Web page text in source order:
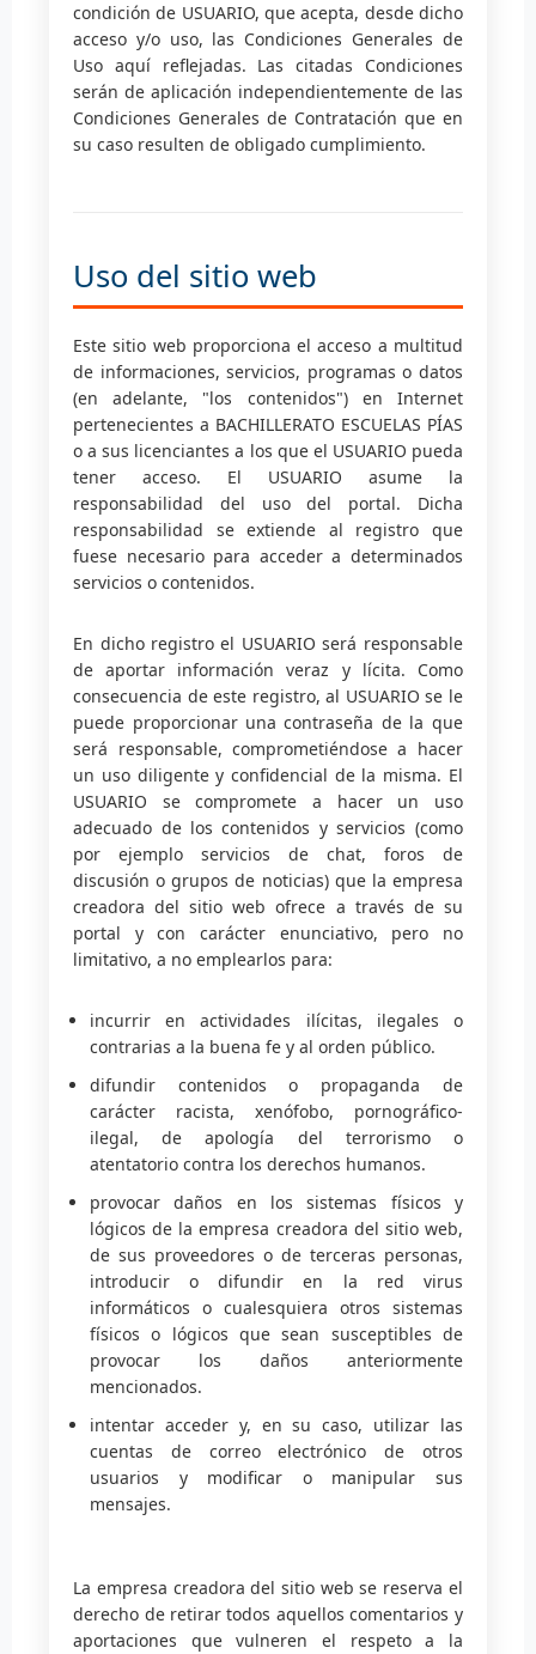
condición de USUARIO, que acepta, desde dicho
acceso y/o uso, las Condiciones Generales de
Uso aquí reflejadas. Las citadas Condiciones
serán de aplicación independientemente de las
Condiciones Generales de Contratación que en
su caso resulten de obligado cumplimiento.
Uso del sitio web
Este sitio web proporciona el acceso a multitud
de informaciones, servicios, programas o datos
(en adelante, "los contenidos") en Internet
pertenecientes a BACHILLERATO ESCUELAS PÍAS
o a sus licenciantes a los que el USUARIO pueda
tener acceso. El USUARIO asume la
responsabilidad del uso del portal. Dicha
responsabilidad se extiende al registro que
fuese necesario para acceder a determinados
servicios o contenidos.
En dicho registro el USUARIO será responsable
de aportar información veraz y lícita. Como
consecuencia de este registro, al USUARIO se le
puede proporcionar una contraseña de la que
será responsable, comprometiéndose a hacer
un uso diligente y confidencial de la misma. El
USUARIO se compromete a hacer un uso
adecuado de los contenidos y servicios (como
por ejemplo servicios de chat, foros de
discusión o grupos de noticias) que la empresa
creadora del sitio web ofrece a través de su
portal y con carácter enunciativo, pero no
limitativo, a no emplearlos para:
incurrir en actividades ilícitas, ilegales o
contrarias a la buena fe y al orden público.
difundir contenidos o propaganda de
carácter racista, xenófobo, pornográfico-
ilegal, de apología del terrorismo o
atentatorio contra los derechos humanos.
provocar daños en los sistemas físicos y
lógicos de la empresa creadora del sitio web,
de sus proveedores o de terceras personas,
introducir o difundir en la red virus
informáticos o cualesquiera otros sistemas
físicos o lógicos que sean susceptibles de
provocar los daños anteriormente
mencionados.
intentar acceder y, en su caso, utilizar las
cuentas de correo electrónico de otros
usuarios y modificar o manipular sus
mensajes.
La empresa creadora del sitio web se reserva el
derecho de retirar todos aquellos comentarios y
aportaciones que vulneren el respeto a la